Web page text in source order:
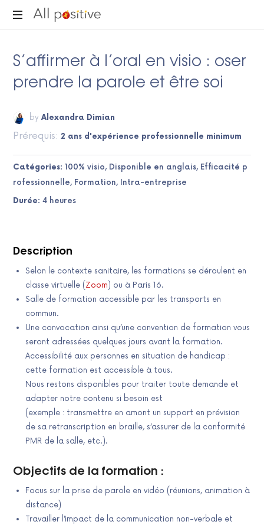
All
pour
se
réinventer."
S’affirmer à l’oral en visio : oser
prendre la parole et être soi
by Alexandra Dimian
Prérequis: 2 ans d'expérience professionnelle minimum
Catégories 100% visio Disponible en anglais Efficacité p
rofessionnelle
Formation
Intra-entreprise
Durée 4 heures
Description
Selon le contexte sanitaire, les formations se déroulent en
classe virtuelle (Zoom) ou à Paris 16.
Salle de formation accessible par les transports en
commun.
Une convocation ainsi qu’une convention de formation vous
seront adressées quelques jours avant la formation.
Accessibilité aux personnes en situation de handicap :
cette formation est accessible à tous.
Nous restons disponibles pour traiter toute demande et
adapter notre contenu si besoin est
(exemple : transmettre en amont un support en prévision
de sa retranscription en braille, s’assurer de la conformité
PMR de la salle, etc.).
Objectifs de la formation :
Focus sur la prise de parole en vidéo (réunions, animation à
distance)
Travailler l’impact de la communication non-verbale et